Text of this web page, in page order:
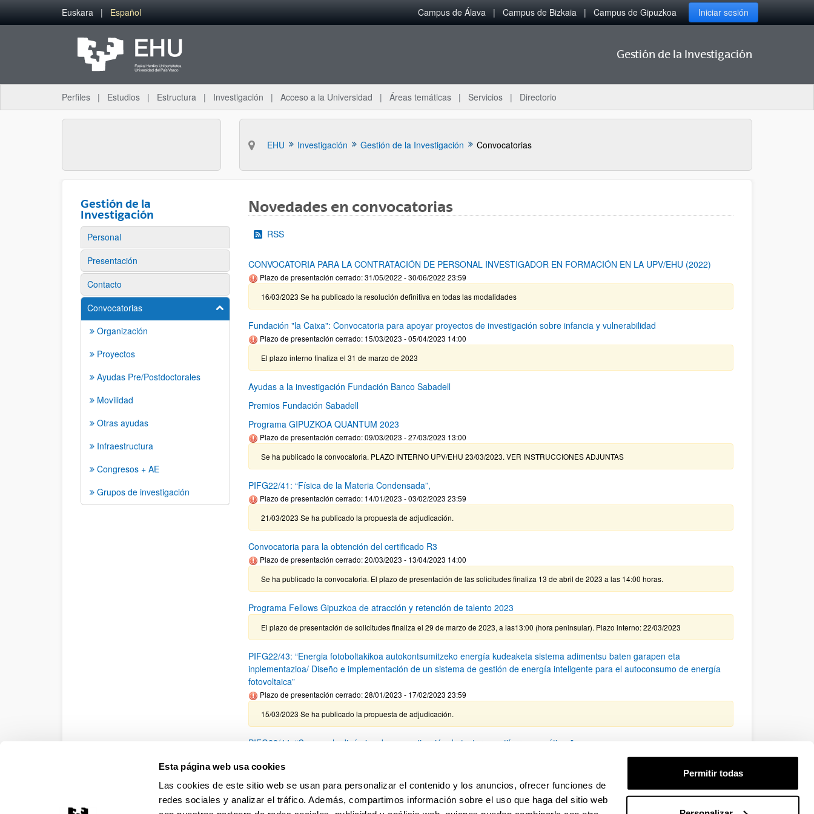
Esta página web usa cookies
Las cookies de este sitio web se usan para personalizar el contenido y los anuncios, ofrecer funciones de
redes sociales y analizar el tráfico. Además, compartimos información sobre el uso que haga del sitio web
Permitir todas
Saltar al contenido principal
Euskara Español Campus de Álava Campus de Bizkaia Campus de Gipuzkoa Iniciar sesión
Gestión de la Investigación
Perfiles Estudios Estructura Investigación Acceso a la Universidad Áreas temáticas Servicios Directorio
EHU Investigación Gestión de la Investigación Convocatorias
Gestión de la
Investigación
Personal
Presentación
Contacto
Convocatorias
Mostrar/ocultar subpáginas
Organización
Proyectos
Ayudas Pre/Postdoctorales
Movilidad
Otras ayudas
Infraestructura
Congresos + AE
Grupos de investigación
Novedades en convocatorias
RSS
CONVOCATORIA PARA LA CONTRATACIÓN DE PERSONAL INVESTIGADOR EN FORMACIÓN EN LA UPV/EHU (2022)
Plazo de presentación cerrado: 31/05/2022 - 30/06/2022 23:59
16/03/2023 Se ha publicado la resolución definitiva en todas las modalidades
Fundación "la Caixa": Convocatoria para apoyar proyectos de investigación sobre infancia y vulnerabilidad
Plazo de presentación cerrado: 15/03/2023 - 05/04/2023 14:00
El plazo interno finaliza el 31 de marzo de 2023
Ayudas a la investigación Fundación Banco Sabadell
Premios Fundación Sabadell
Programa GIPUZKOA QUANTUM 2023
Plazo de presentación cerrado: 09/03/2023 - 27/03/2023 13:00
Se ha publicado la convocatoria. PLAZO INTERNO UPV/EHU 23/03/2023. VER INSTRUCCIONES ADJUNTAS
PIFG22/41: “Física de la Materia Condensada”,
Plazo de presentación cerrado: 14/01/2023 - 03/02/2023 23:59
21/03/2023 Se ha publicado la propuesta de adjudicación.
Convocatoria para la obtención del certificado R3
Plazo de presentación cerrado: 20/03/2023 - 13/04/2023 14:00
Se ha publicado la convocatoria. El plazo de presentación de las solicitudes finaliza 13 de abril de 2023 a las 14:00 horas.
Programa Fellows Gipuzkoa de atracción y retención de talento 2023
El plazo de presentación de solicitudes finaliza el 29 de marzo de 2023, a las13:00 (hora peninsular). Plazo interno: 22/03/2023
PIFG22/43: “Energia fotoboltakikoa autokontsumitzeko energía kudeaketa sistema adimentsu baten garapen eta
inplementazioa/ Diseño e implementación de un sistema de gestión de energía inteligente para el autoconsumo de energía
fotovoltaica”
Plazo de presentación cerrado: 28/01/2023 - 17/02/2023 23:59
15/03/2023 Se ha publicado la propuesta de adjudicación.
PIFG22/44: “Caos en la dinámica de magnetización de texturas antiferromagnéticas”